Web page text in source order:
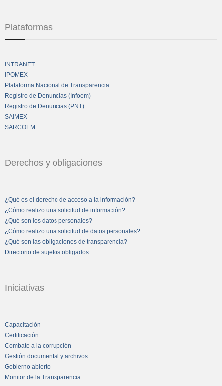
Plataformas
INTRANET
IPOMEX
Plataforma Nacional de Transparencia
Registro de Denuncias (Infoem)
Registro de Denuncias (PNT)
SAIMEX
SARCOEM
Derechos y obligaciones
¿Qué es el derecho de acceso a la información?
¿Cómo realizo una solicitud de información?
¿Qué son los datos personales?
¿Cómo realizo una solicitud de datos personales?
¿Qué son las obligaciones de transparencia?
Directorio de sujetos obligados
Iniciativas
Capacitación
Certificación
Combate a la corrupción
Gestión documental y archivos
Gobierno abierto
Monitor de la Transparencia